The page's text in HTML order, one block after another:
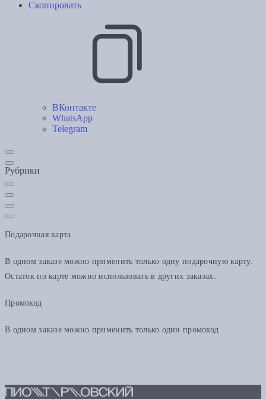
Скопировать
ВКонтакте
WhatsApp
Telegram
Рубрики
Подарочная карта
В одном заказе можно применить только одну подарочную карту.
Остаток по карте можно использовать в других заказах.
Промокод
В одном заказе можно применить только один промокод